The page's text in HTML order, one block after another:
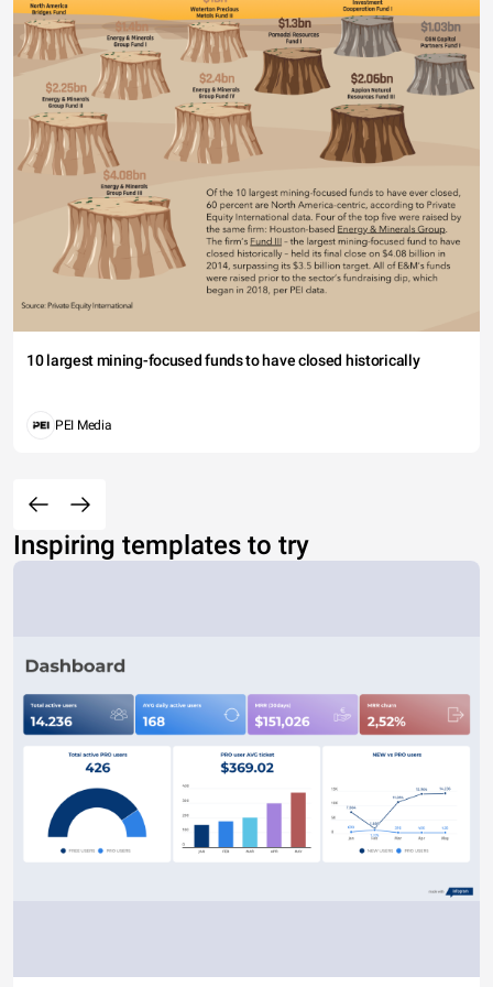
10 largest mining-focused funds to have closed historically
PEI Media
Inspiring templates to try